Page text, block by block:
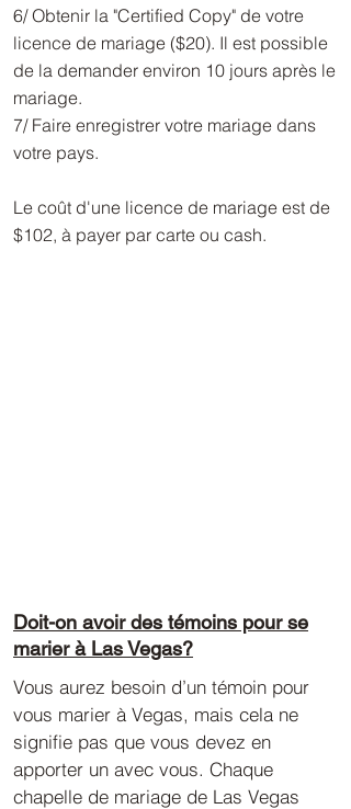
6/ Obtenir la "Certified Copy" de votre
licence de mariage ($20). Il est possible
de la demander environ 10 jours après le
mariage.
7/ Faire enregistrer votre mariage dans
votre pays.
Le coût d'une licence de mariage est de
$102, à payer par carte ou cash.
Doit-on avoir des témoins pour se
marier à Las Vegas?
Vous aurez besoin d’un témoin pour
vous marier à Vegas, mais cela ne
signifie pas que vous devez en
apporter un avec vous. Chaque
chapelle de mariage de Las Vegas